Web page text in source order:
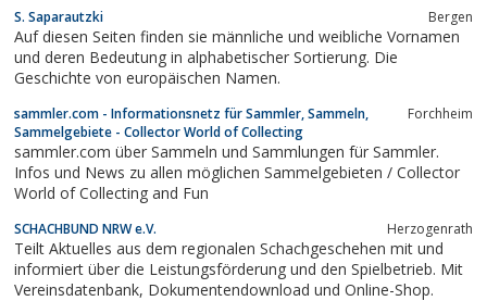
S. Saparautzki Bergen
Auf diesen Seiten finden sie männliche und weibliche Vornamen
und deren Bedeutung in alphabetischer Sortierung. Die
Geschichte von europäischen Namen.
sammler.com - Informationsnetz für Sammler, Sammeln,
Sammelgebiete - Collector World of Collecting
Forchheim
sammler.com über Sammeln und Sammlungen für Sammler.
Infos und News zu allen möglichen Sammelgebieten / Collector
World of Collecting and Fun
SCHACHBUND NRW e.V. Herzogenrath
Teilt Aktuelles aus dem regionalen Schachgeschehen mit und
informiert über die Leistungsförderung und den Spielbetrieb. Mit
Vereinsdatenbank, Dokumentendownload und Online-Shop.